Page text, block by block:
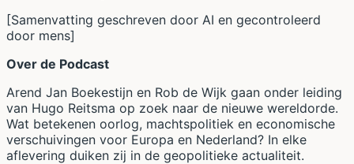
[Samenvatting geschreven door AI en gecontroleerd
door mens]
Over de Podcast
Arend Jan Boekestijn en Rob de Wijk gaan onder leiding
van Hugo Reitsma op zoek naar de nieuwe wereldorde.
Wat betekenen oorlog, machtspolitiek en economische
verschuivingen voor Europa en Nederland? In elke
aflevering duiken zij in de geopolitieke actualiteit.